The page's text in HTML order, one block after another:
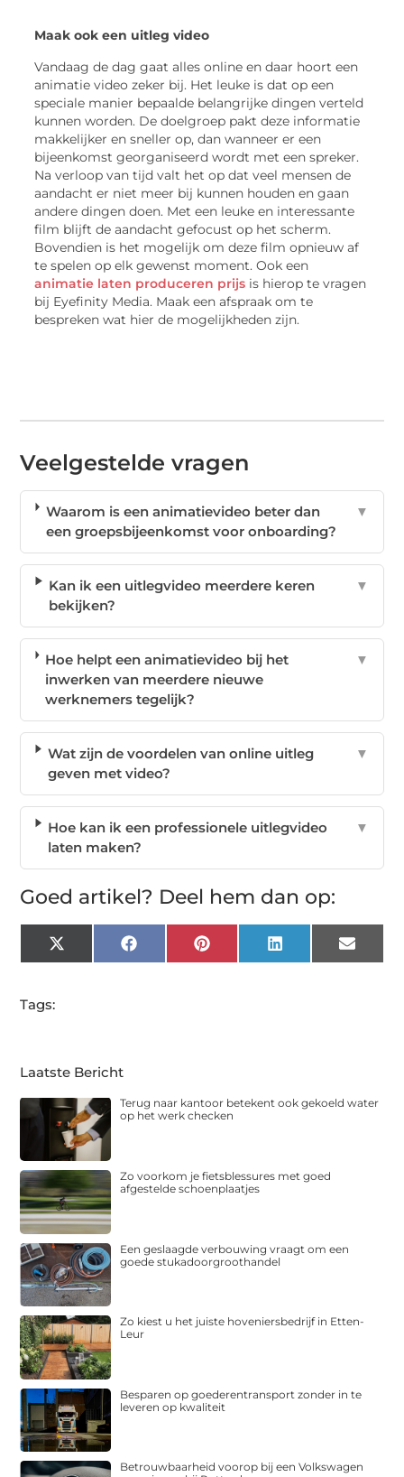
Maak ook een uitleg video
Vandaag de dag gaat alles online en daar hoort een
animatie video zeker bij. Het leuke is dat op een
speciale manier bepaalde belangrijke dingen verteld
kunnen worden. De doelgroep pakt deze informatie
makkelijker en sneller op, dan wanneer er een
bijeenkomst georganiseerd wordt met een spreker.
Na verloop van tijd valt het op dat veel mensen de
aandacht er niet meer bij kunnen houden en gaan
andere dingen doen. Met een leuke en interessante
film blijft de aandacht gefocust op het scherm.
Bovendien is het mogelijk om deze film opnieuw af
te spelen op elk gewenst moment. Ook een
animatie laten produceren prijs is hierop te vragen
bij Eyefinity Media. Maak een afspraak om te
bespreken wat hier de mogelijkheden zijn.
Veelgestelde vragen
Waarom is een animatievideo beter dan
een groepsbijeenkomst voor onboarding?
▼
Kan ik een uitlegvideo meerdere keren
bekijken?
▼
Hoe helpt een animatievideo bij het
inwerken van meerdere nieuwe
werknemers tegelijk?
▼
Wat zijn de voordelen van online uitleg
geven met video?
▼
Hoe kan ik een professionele uitlegvideo
laten maken?
▼
Goed artikel? Deel hem dan op:
X
(Twitter)
FacebookPinterest LinkedIn Email
Tags:
Laatste Bericht
Terug naar kantoor betekent ook gekoeld water
op het werk checken
Zo voorkom je fietsblessures met goed
afgestelde schoenplaatjes
Een geslaagde verbouwing vraagt om een
goede stukadoorgroothandel
Zo kiest u het juiste hoveniersbedrijf in Etten-
Leur
Besparen op goederentransport zonder in te
leveren op kwaliteit
Betrouwbaarheid voorop bij een Volkswagen